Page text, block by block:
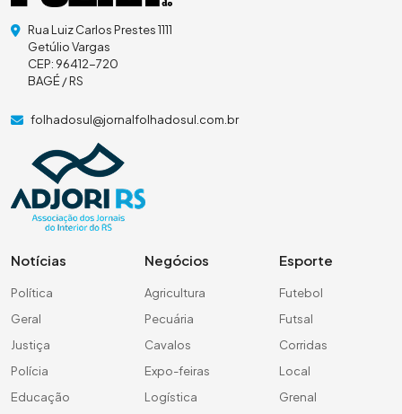
Rua Luiz Carlos Prestes 1111
Getúlio Vargas
CEP: 96412-720
BAGÉ / RS
folhadosul@jornalfolhadosul.com.br
Notícias
Política
Geral
Justiça
Polícia
Educação
Negócios
Agricultura
Pecuária
Cavalos
Expo-feiras
Logística
Esporte
Futebol
Futsal
Corridas
Local
Grenal